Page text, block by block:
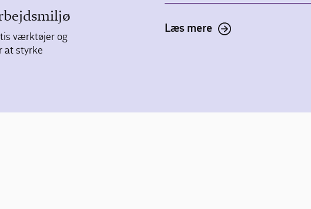
værktøjer og
at styrke
Læs mere